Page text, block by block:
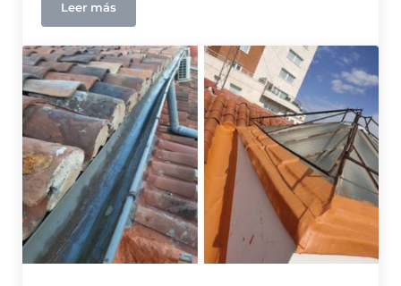
Leer másImpermeabilización en Azotea Madrid